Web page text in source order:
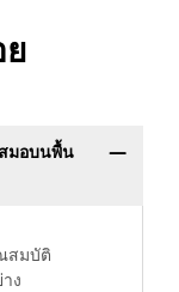
สมอบนพื้น
สมบัติ
ง